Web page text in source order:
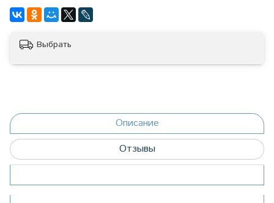
Выбрать
Описание
Отзывы